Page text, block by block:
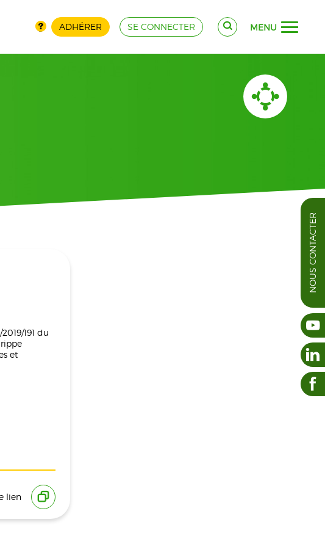
ADHÉRER SE CONNECTER MENU
191 du
et
lien
NOUS CONTACTER